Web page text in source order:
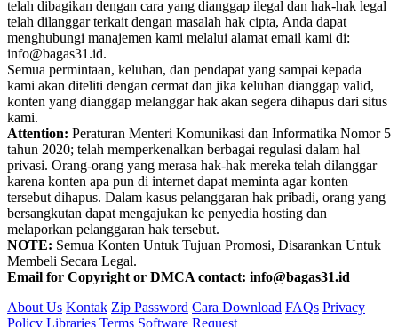
telah dibagikan dengan cara yang dianggap ilegal dan hak-hak legal
telah dilanggar terkait dengan masalah hak cipta, Anda dapat
menghubungi manajemen kami melalui alamat email kami di:
info@bagas31.id.
Semua permintaan, keluhan, dan pendapat yang sampai kepada
kami akan diteliti dengan cermat dan jika keluhan dianggap valid,
konten yang dianggap melanggar hak akan segera dihapus dari situs
kami.
Attention: Peraturan Menteri Komunikasi dan Informatika Nomor 5
tahun 2020; telah memperkenalkan berbagai regulasi dalam hal
privasi. Orang-orang yang merasa hak-hak mereka telah dilanggar
karena konten apa pun di internet dapat meminta agar konten
tersebut dihapus. Dalam kasus pelanggaran hak pribadi, orang yang
bersangkutan dapat mengajukan ke penyedia hosting dan
melaporkan pelanggaran hak tersebut.
NOTE: Semua Konten Untuk Tujuan Promosi, Disarankan Untuk
Membeli Secara Legal.
Email for Copyright or DMCA contact: info@bagas31.id
About Us Kontak Zip Password Cara Download FAQs Privacy
Policy Libraries Terms Software Request